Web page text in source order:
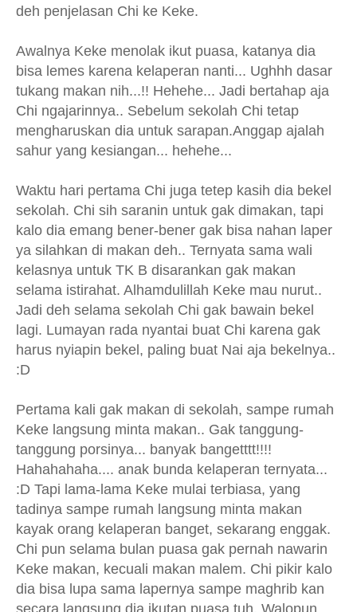
deh penjelasan Chi ke Keke.
Awalnya Keke menolak ikut puasa, katanya dia
bisa lemes karena kelaperan nanti... Ughhh dasar
tukang makan nih...!! Hehehe... Jadi bertahap aja
Chi ngajarinnya.. Sebelum sekolah Chi tetap
mengharuskan dia untuk sarapan.Anggap ajalah
sahur yang kesiangan... hehehe...
Waktu hari pertama Chi juga tetep kasih dia bekel
sekolah. Chi sih saranin untuk gak dimakan, tapi
kalo dia emang bener-bener gak bisa nahan laper
ya silahkan di makan deh.. Ternyata sama wali
kelasnya untuk TK B disarankan gak makan
selama istirahat. Alhamdulillah Keke mau nurut..
Jadi deh selama sekolah Chi gak bawain bekel
lagi. Lumayan rada nyantai buat Chi karena gak
harus nyiapin bekel, paling buat Nai aja bekelnya..
:D
Pertama kali gak makan di sekolah, sampe rumah
Keke langsung minta makan.. Gak tanggung-
tanggung porsinya... banyak bangetttt!!!!
Hahahahaha.... anak bunda kelaperan ternyata...
:D Tapi lama-lama Keke mulai terbiasa, yang
tadinya sampe rumah langsung minta makan
kayak orang kelaperan banget, sekarang enggak.
Chi pun selama bulan puasa gak pernah nawarin
Keke makan, kecuali makan malem. Chi pikir kalo
dia bisa lupa sama lapernya sampe maghrib kan
secara langsung dia ikutan puasa tuh. Walopun